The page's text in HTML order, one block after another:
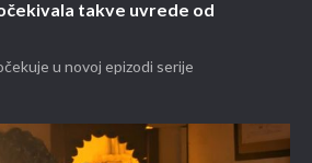
takve uvrede od
u novoj epizodi serije